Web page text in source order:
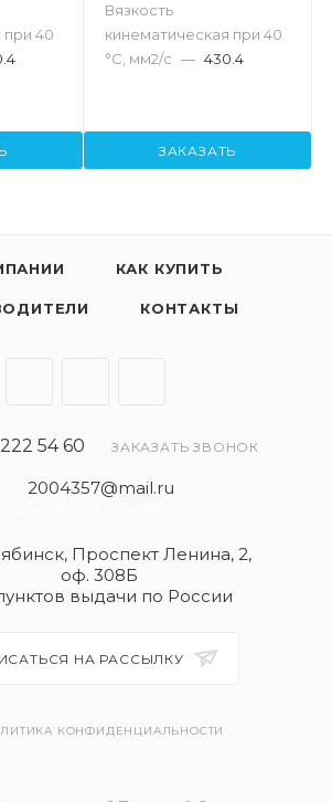
при 40
Вязкость
кинематическая при 40
°С, мм2/с — 430.4
ЗАКАЗАТЬ
КАК КУПИТЬ
КОНТАКТЫ
54 60 ЗАКАЗАТЬ ЗВОНОК
2004357@mail.ru
Проспект Ленина, 2,
оф. 308Б
выдачи по России
НА РАССЫЛКУ
КОНФИДЕНЦИАЛЬНОСТИ